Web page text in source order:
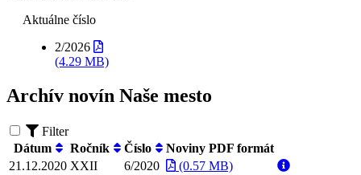
Aktuálne číslo
2/2026
(4.29 MB)
Archív novín Naše mesto
Filter
Dátum
Ročník Číslo
Noviny PDF formát
21.12.2020 XXII 6/2020
(0.57 MB)